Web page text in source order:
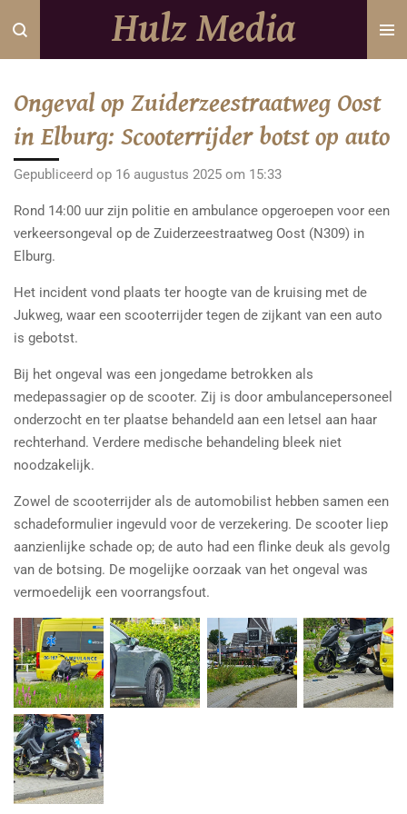
Ga
direct
hoofdinhoud
Hulz Media
Ongeval op Zuiderzeestraatweg Oost
in Elburg: Scooterrijder botst op auto
Gepubliceerd op 16 augustus 2025 om 15:33
Rond 14:00 uur zijn politie en ambulance opgeroepen voor een
verkeersongeval op de Zuiderzeestraatweg Oost (N309) in
Elburg.
Het incident vond plaats ter hoogte van de kruising met de
Jukweg, waar een scooterrijder tegen de zijkant van een auto
is gebotst.
Bij het ongeval was een jongedame betrokken als
medepassagier op de scooter. Zij is door ambulancepersoneel
onderzocht en ter plaatse behandeld aan een letsel aan haar
rechterhand. Verdere medische behandeling bleek niet
noodzakelijk.
Zowel de scooterrijder als de automobilist hebben samen een
schadeformulier ingevuld voor de verzekering. De scooter liep
aanzienlijke schade op; de auto had een flinke deuk als gevolg
van de botsing. De mogelijke oorzaak van het ongeval was
vermoedelijk een voorrangsfout.